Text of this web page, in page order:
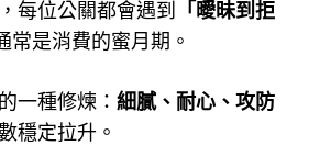
每位公關都會遇到
「曖昧到拒
常是消費的蜜月期。
一種修煉： 細膩、耐心、攻防
穩定拉升。